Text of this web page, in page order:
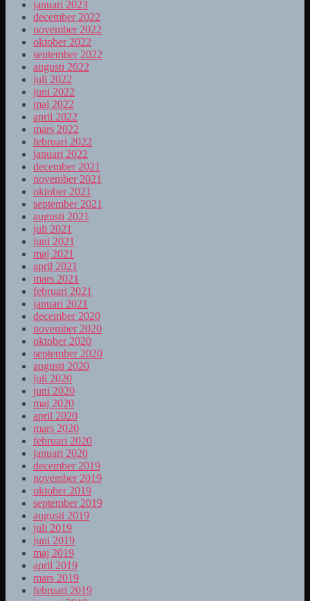
januari 2023
december 2022
november 2022
oktober 2022
september 2022
augusti 2022
juli 2022
juni 2022
maj 2022
april 2022
mars 2022
februari 2022
januari 2022
december 2021
november 2021
oktober 2021
september 2021
augusti 2021
juli 2021
juni 2021
maj 2021
april 2021
mars 2021
februari 2021
januari 2021
december 2020
november 2020
oktober 2020
september 2020
augusti 2020
juli 2020
juni 2020
maj 2020
april 2020
mars 2020
februari 2020
januari 2020
december 2019
november 2019
oktober 2019
september 2019
augusti 2019
juli 2019
juni 2019
maj 2019
april 2019
mars 2019
februari 2019